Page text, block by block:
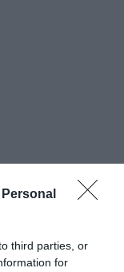
third parties, or
for